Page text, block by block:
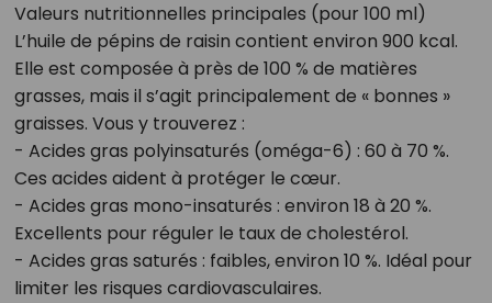
Valeurs nutritionnelles principales (pour 100 ml)
L’huile de pépins de raisin contient environ 900 kcal.
Elle est composée à près de 100 % de matières
grasses, mais il s’agit principalement de « bonnes »
graisses. Vous y trouverez :
- Acides gras polyinsaturés (oméga-6) : 60 à 70 %.
Ces acides aident à protéger le cœur.
- Acides gras mono-insaturés : environ 18 à 20 %.
Excellents pour réguler le taux de cholestérol.
- Acides gras saturés : faibles, environ 10 %. Idéal pour
limiter les risques cardiovasculaires.